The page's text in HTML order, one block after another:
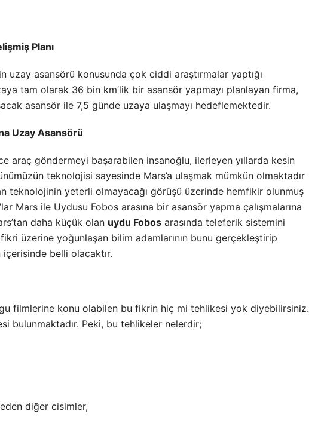
Planı
uzay asansörü konusunda çok ciddi araştırmalar yaptığı
tam olarak 36 bin km’lik bir asansör yapmayı planlayan firma,
asansör ile 7,5 günde uzaya ulaşmayı hedeflemektedir.
Uzay Asansörü
araç göndermeyi başarabilen insanoğlu, ilerleyen yıllarda kesin
teknolojisi sayesinde Mars’a ulaşmak mümkün olmaktadır
teknolojinin yeterli olmayacağı görüşü üzerinde hemfikir olunmuş
Mars ile Uydusu Fobos arasına bir asansör yapma çalışmalarına
daha küçük olan uydu Fobos arasında teleferik sistemini
fikri üzerine yoğunlaşan bilim adamlarının bunu gerçekleştirip
belli olacaktır.
filmlerine konu olabilen bu fikrin hiç mi tehlikesi yok diyebilirsiniz.
bulunmaktadır. Peki, bu tehlikeler nelerdir;
diğer cisimler,